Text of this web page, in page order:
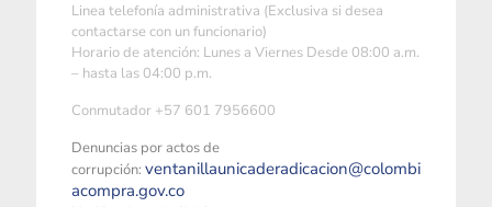
Linea telefonía administrativa (Exclusiva si desea
contactarse con un funcionario)
Horario de atención: Lunes a Viernes Desde 08:00 a.m.
– hasta las 04:00 p.m.
Conmutador +57 601 7956600
Denuncias por actos de
corrupción: ventanillaunicaderadicacion@colombi
acompra.gov.co